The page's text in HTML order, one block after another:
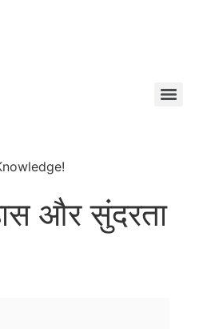
और सुंदरता